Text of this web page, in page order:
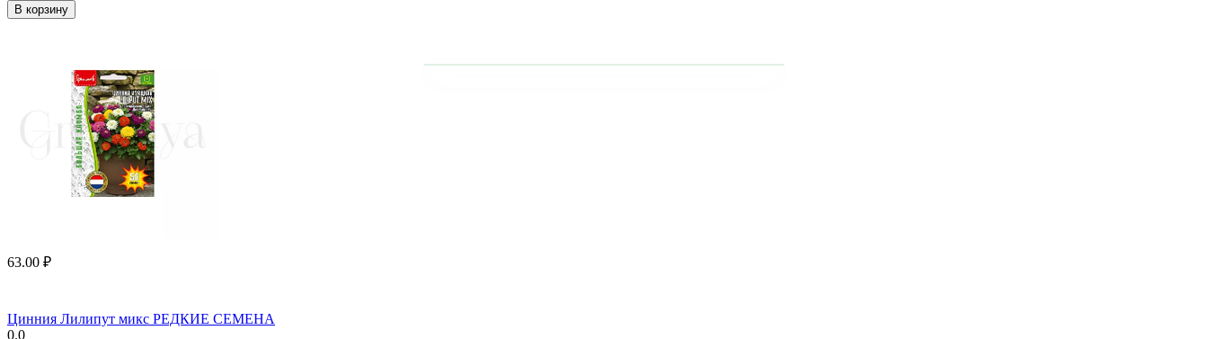
В корзину
63.00 ₽
Цинния Лилипут микс РЕДКИЕ СЕМЕНА
0.0